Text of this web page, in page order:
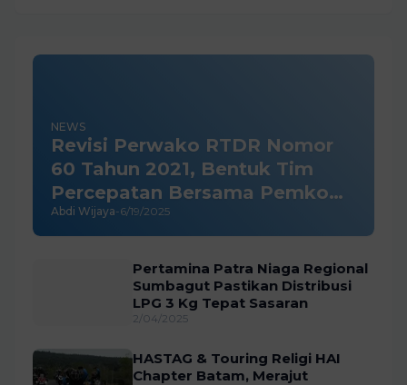
NEWS
Revisi Perwako RTDR Nomor
60 Tahun 2021, Bentuk Tim
Percepatan Bersama Pemko
dan BP Batam
Abdi Wijaya-6/19/2025
Pertamina Patra Niaga Regional
Sumbagut Pastikan Distribusi
LPG 3 Kg Tepat Sasaran
2/04/2025
HASTAG & Touring Religi HAI
Chapter Batam, Merajut